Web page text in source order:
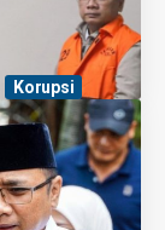
Korupsi